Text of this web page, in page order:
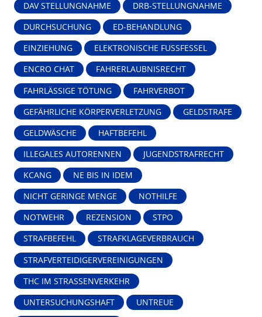
DAV STELLUNGNAHME DRB-STELLUNGNAHME
DURCHSUCHUNG ED-BEHANDLUNG
EINZIEHUNG ELEKTRONISCHE FUSSFESSEL
ENCRO CHAT FAHRERLAUBNISRECHT
FAHRLÄSSIGE TÖTUNG FAHRVERBOT
GEFÄHRLICHE KÖRPERVERLETZUNG GELDSTRAFE
GELDWÄSCHE HAFTBEFEHL
ILLEGALES AUTORENNEN JUGENDSTRAFRECHT
KCANG NE BIS IN IDEM
NICHT GERINGE MENGE NOTHILFE
NOTWEHR REZENSION STPO
STRAFBEFEHL STRAFKLAGEVERBRAUCH
STRAFVERTEIDIGERVEREINIGUNGEN
THC IM STRASSENVERKEHR
UNTERSUCHUNGSHAFT UNTREUE